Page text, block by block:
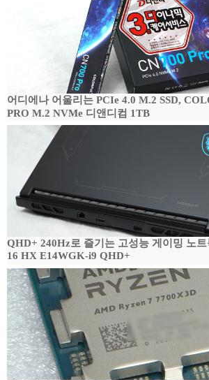
어디에나 어울리는 PCIe 4.0 M.2 SSD,
PRO M.2 NVMe 디앤디컴 1TB
QHD+ 240Hz로 즐기는 고성능 게이밍 노
16 HX E14WGK-i9 QHD+